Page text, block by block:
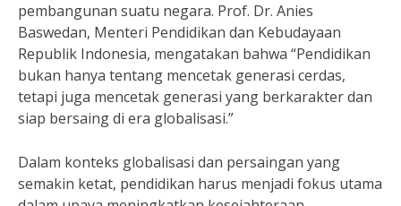
pembangunan suatu negara. Prof. Dr. Anies
Baswedan, Menteri Pendidikan dan Kebudayaan
Republik Indonesia, mengatakan bahwa “Pendidikan
bukan hanya tentang mencetak generasi cerdas,
tetapi juga mencetak generasi yang berkarakter dan
siap bersaing di era globalisasi.”
Dalam konteks globalisasi dan persaingan yang
semakin ketat, pendidikan harus menjadi fokus utama